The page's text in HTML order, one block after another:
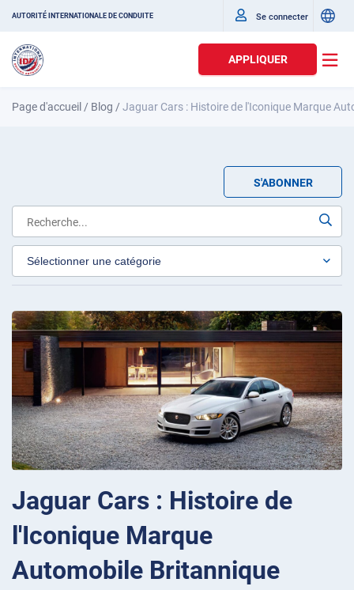
AUTORITÉ INTERNATIONALE DE CONDUITE Se connecter
APPLIQUER
Page d'accueil / Blog /Jaguar Cars : Histoire de l'Iconique Marque
S'ABONNER
Jaguar Cars : Histoire de
l'Iconique Marque
Automobile Britannique